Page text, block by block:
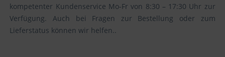
kompetenter Kundenservice Mo-Fr von 8:30 – 17:30 Uhr zur
Verfügung. Auch bei Fragen zur Bestellung oder zum
Lieferstatus können wir helfen..